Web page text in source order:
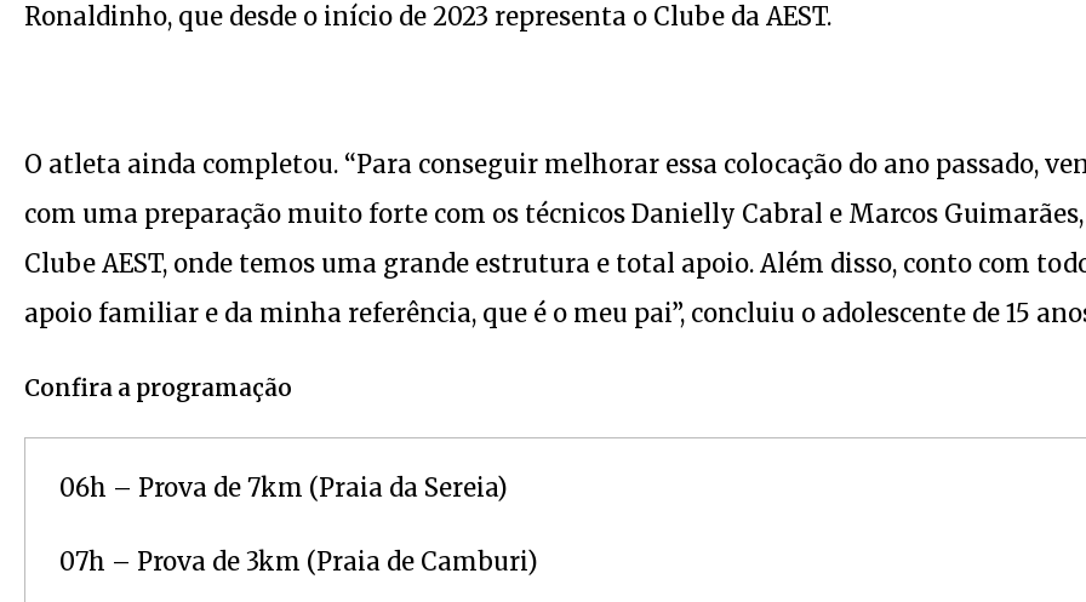
Ronaldinho, que desde o início de 2023 representa o Clube da AEST.
O atleta ainda completou. “Para conseguir melhorar essa colocação do ano passado,
com uma preparação muito forte com os técnicos Danielly Cabral e Marcos
Clube AEST, onde temos uma grande estrutura e total apoio. Além disso, conto com
apoio familiar e da minha referência, que é o meu pai”, concluiu o adolescente de 15
Confira a programação
06h – Prova de 7km (Praia da Sereia)
07h – Prova de 3km (Praia de Camburi)